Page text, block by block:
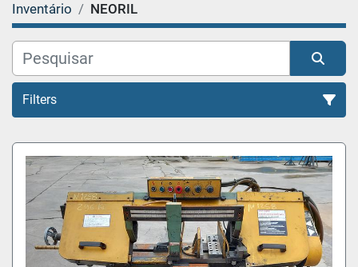
Inventário NEORIL
Filters
Todas as Categorias
Organizar por